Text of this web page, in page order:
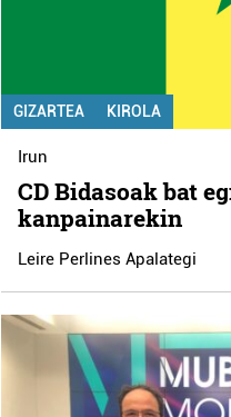
GIZARTEA KIROLA
Irun
CD Bidasoak bat
kanpainarekin
Leire Perlines Apalategi